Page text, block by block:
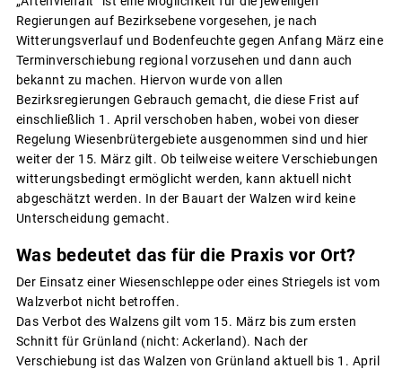
Regierungen auf Bezirksebene vorgesehen, je nach
Witterungsverlauf und Bodenfeuchte gegen Anfang März eine
Terminverschiebung regional vorzusehen und dann auch
bekannt zu machen. Hiervon wurde von allen
Bezirksregierungen Gebrauch gemacht, die diese Frist auf
einschließlich 1. April verschoben haben, wobei von dieser
Regelung Wiesenbrütergebiete ausgenommen sind und hier
weiter der 15. März gilt. Ob teilweise weitere Verschiebungen
witterungsbedingt ermöglicht werden, kann aktuell nicht
abgeschätzt werden. In der Bauart der Walzen wird keine
Unterscheidung gemacht.
Was bedeutet das für die Praxis vor Ort?
Der Einsatz einer Wiesenschleppe oder eines Striegels ist vom
Walzverbot nicht betroffen.
Das Verbot des Walzens gilt vom 15. März bis zum ersten
Schnitt für Grünland (nicht: Ackerland). Nach der
Verschiebung ist das Walzen von Grünland aktuell bis 1. April